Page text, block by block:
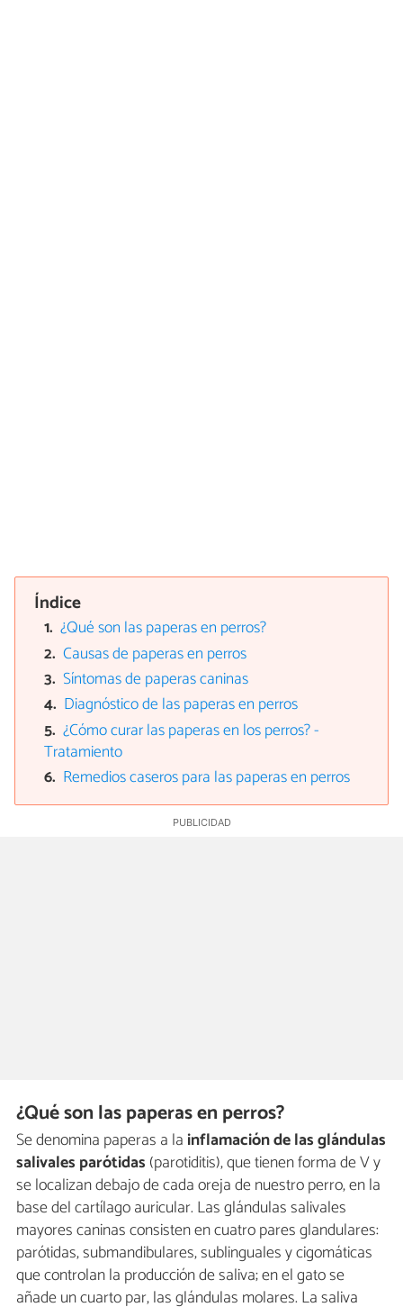
Índice
¿Qué son las paperas en perros?
Causas de paperas en perros
Síntomas de paperas caninas
Diagnóstico de las paperas en perros
¿Cómo curar las paperas en los perros? -
Tratamiento
Remedios caseros para las paperas en perros
¿Qué son las paperas en perros?
Se denomina paperas a la inflamación de las glándulas
salivales parótidas (parotiditis), que tienen forma de V y
se localizan debajo de cada oreja de nuestro perro, en la
base del cartílago auricular. Las glándulas salivales
mayores caninas consisten en cuatro pares glandulares:
parótidas, submandibulares, sublinguales y cigomáticas
que controlan la producción de saliva; en el gato se
añade un cuarto par, las glándulas molares. La saliva